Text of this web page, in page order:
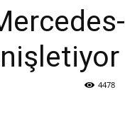
4478